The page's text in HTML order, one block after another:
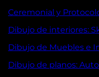
Ceremonial y
Dibujo de interiores:
Dibujo de Muebles e
Dibujo de planos: